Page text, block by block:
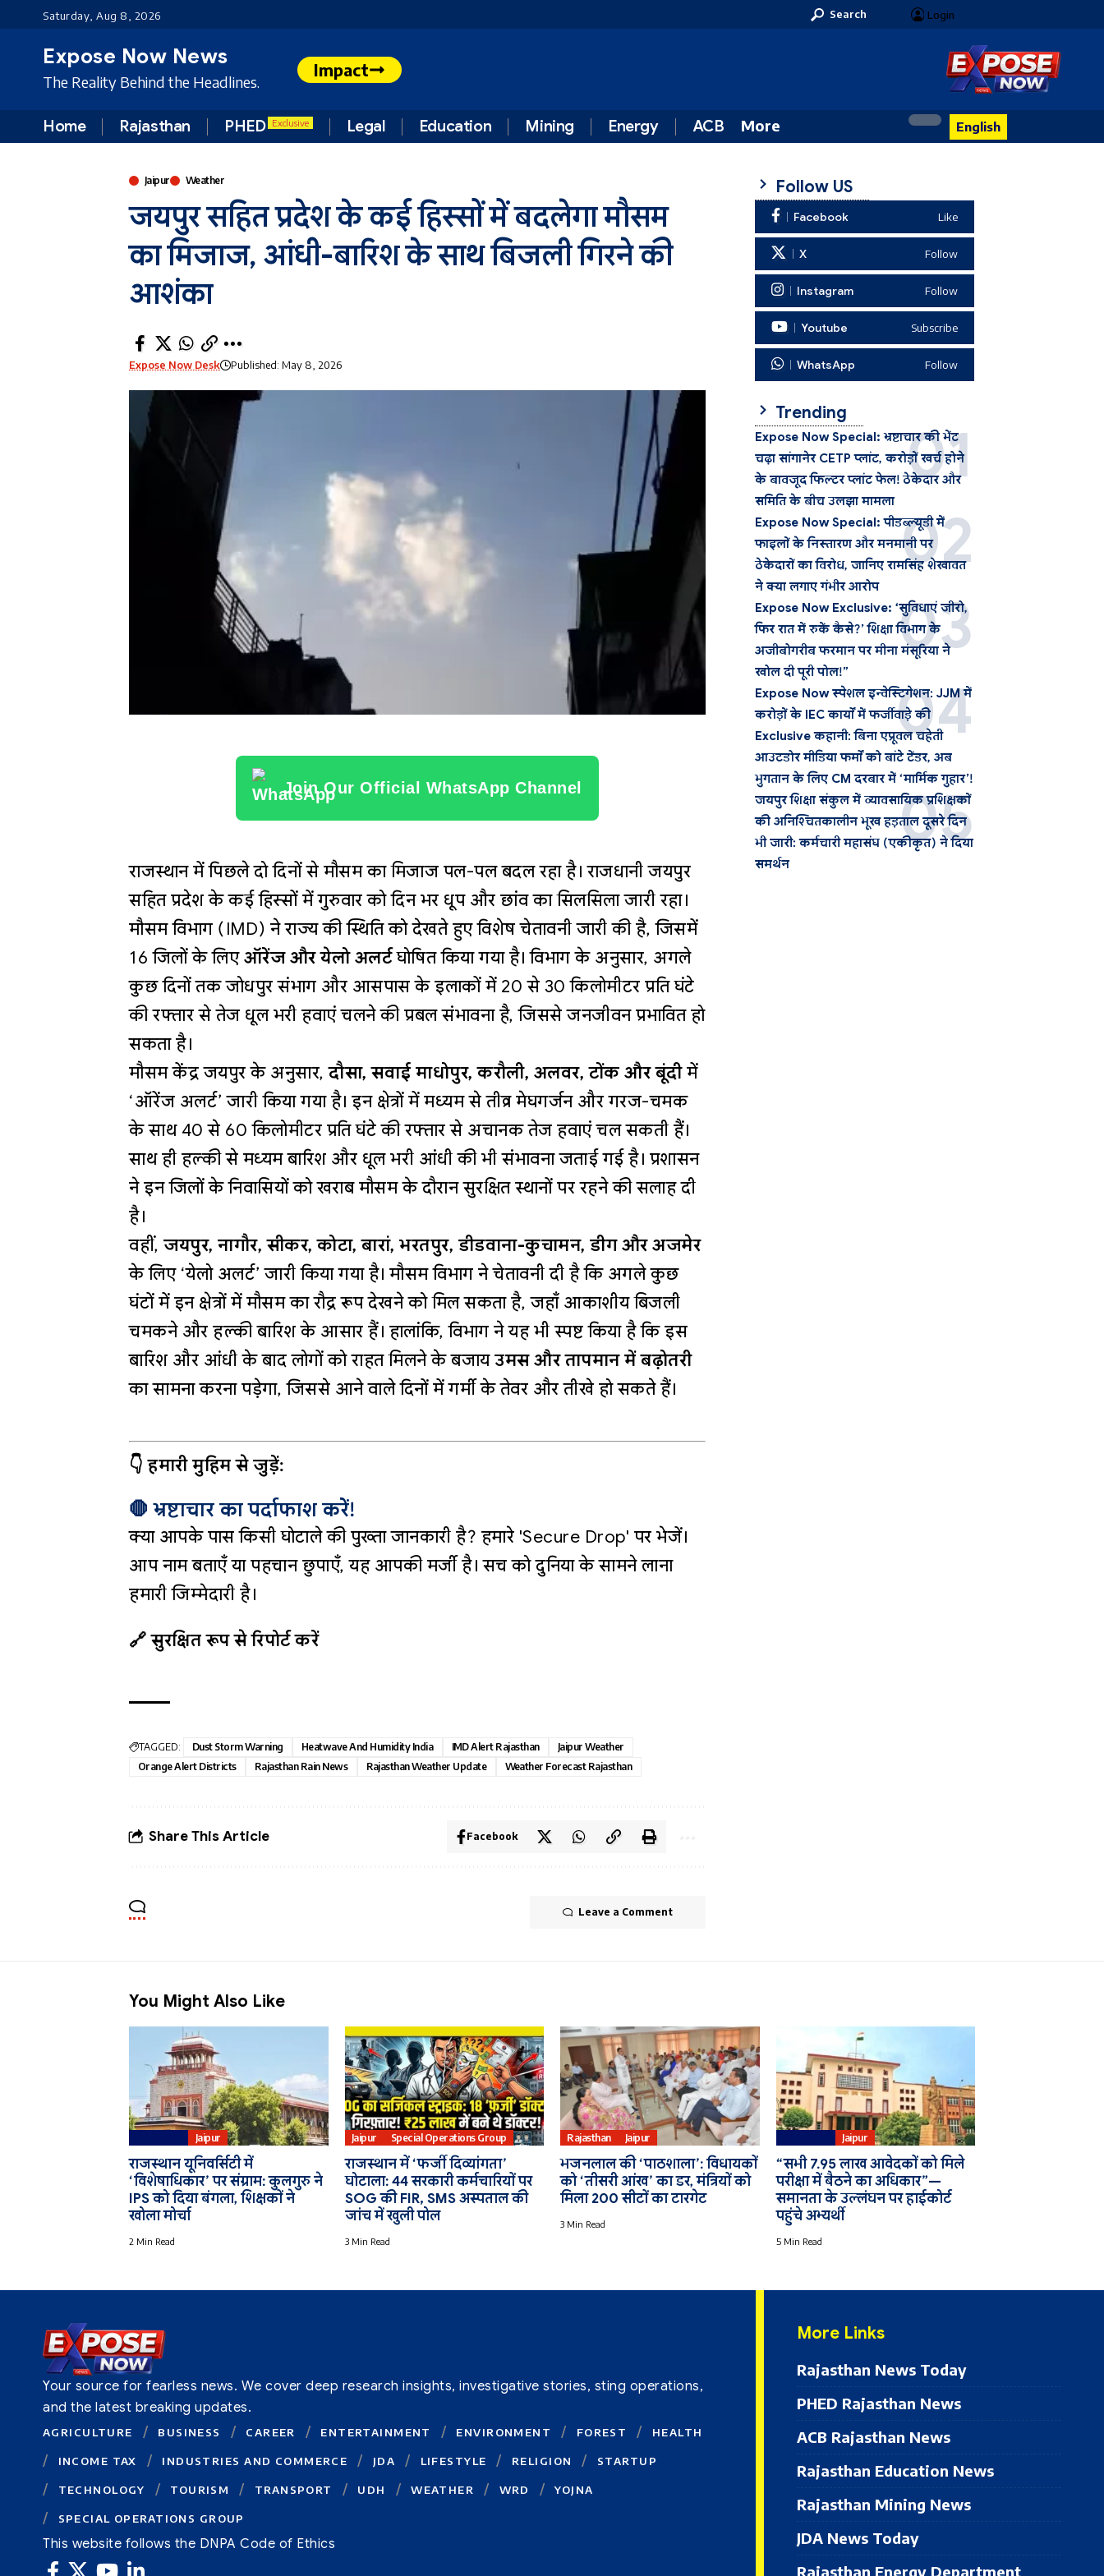
Saturday, Aug 8, 2026 Search Login
Expose Now News
The Reality Behind the Headlines.
Impact
Home Rajasthan PHED Exclusive Legal Education Mining Energy ACB More English
Jaipur Weather
जयपुर सहित प्रदेश के कई हिस्सों में बदलेगा मौसम
का मिजाज, आंधी-बारिश के साथ बिजली गिरने की
आशंका
Expose Now Desk Published: May 8, 2026
Join Our Official WhatsApp Channel
राजस्थान में पिछले दो दिनों से मौसम का मिजाज पल-पल बदल रहा है। राजधानी जयपुर
सहित प्रदेश के कई हिस्सों में गुरुवार को दिन भर धूप और छांव का सिलसिला जारी रहा।
मौसम विभाग (IMD) ने राज्य की स्थिति को देखते हुए विशेष चेतावनी जारी की है, जिसमें
16 जिलों के लिएऑरेंज और येलो अलर्टघोषित किया गया है। विभाग के अनुसार, अगले
कुछ दिनों तक जोधपुर संभाग और आसपास के इलाकों में 20 से 30 किलोमीटर प्रति घंटे
की रफ्तार से तेज धूल भरी हवाएं चलने की प्रबल संभावना है, जिससे जनजीवन प्रभावित हो
सकता है।
मौसम केंद्र जयपुर के अनुसार,दौसा, सवाई माधोपुर, करौली, अलवर, टोंक और बूंदीमें
‘ऑरेंज अलर्ट’ जारी किया गया है। इन क्षेत्रों में मध्यम से तीव्र मेघगर्जन और गरज-चमक
के साथ 40 से 60 किलोमीटर प्रति घंटे की रफ्तार से अचानक तेज हवाएं चल सकती हैं।
साथ ही हल्की से मध्यम बारिश और धूल भरी आंधी की भी संभावना जताई गई है। प्रशासन
ने इन जिलों के निवासियों को खराब मौसम के दौरान सुरक्षित स्थानों पर रहने की सलाह दी
है।
वहीं,जयपुर, नागौर, सीकर, कोटा, बारां, भरतपुर, डीडवाना-कुचामन, डीग और अजमेर
के लिए ‘येलो अलर्ट’ जारी किया गया है। मौसम विभाग ने चेतावनी दी है कि अगले कुछ
घंटों में इन क्षेत्रों में मौसम का रौद्र रूप देखने को मिल सकता है, जहाँ आकाशीय बिजली
चमकने और हल्की बारिश के आसार हैं। हालांकि, विभाग ने यह भी स्पष्ट किया है कि इस
बारिश और आंधी के बाद लोगों को राहत मिलने के बजायउमस और तापमान में बढ़ोतरी
का सामना करना पड़ेगा, जिससे आने वाले दिनों में गर्मी के तेवर और तीखे हो सकते हैं।
👇 हमारी मुहिम से जुड़ें:
🛑 भ्रष्टाचार का पर्दाफाश करें!
क्या आपके पास किसी घोटाले की पुख्ता जानकारी है? हमारे 'Secure Drop' पर भेजें।
आप नाम बताएँ या पहचान छुपाएँ, यह आपकी मर्जी है। सच को दुनिया के सामने लाना
हमारी जिम्मेदारी है।
🔗 सुरक्षित रूप से रिपोर्ट करें
TAGGED: Dust Storm Warning Heatwave And Humidity India IMD Alert Rajasthan
Jaipur Weather
Orange Alert Districts
Rajasthan Rain News Rajasthan Weather Update Weather Forecast Rajasthan
Share This Article Facebook
Leave a Comment
Follow US
Facebook Like
X Follow
Instagram Follow
Youtube Subscribe
WhatsApp Follow
Trending
Expose Now Special: भ्रष्टाचार की भेंट
चढ़ा सांगानेर CETP प्लांट, करोड़ों खर्च होने
के बावजूद फिल्टर प्लांट फेल! ठेकेदार और
समिति के बीच उलझा मामला
Expose Now Special: पीडब्ल्यूडी में
फाइलों के निस्तारण और मनमानी पर
ठेकेदारों का विरोध, जानिए रामसिंह शेखावत
ने क्या लगाए गंभीर आरोप
Expose Now Exclusive: ‘सुविधाएं जीरो,
फिर रात में रुकें कैसे?’ शिक्षा विभाग के
अजीबोगरीब फरमान पर मीना मंसूरिया ने
खोल दी पूरी पोल!”
Expose Now स्पेशल इन्वेस्टिगेशन: JJM में
करोड़ों के IEC कार्यों में फर्जीवाड़े की
Exclusive कहानी: बिना एप्रूवल चहेती
आउटडोर मीडिया फर्मों को बांटे टेंडर, अब
भुगतान के लिए CM दरबार में ‘मार्मिक गुहार’!
जयपुर शिक्षा संकुल में व्यावसायिक प्रशिक्षकों
की अनिश्चितकालीन भूख हड़ताल दूसरे दिन
भी जारी: कर्मचारी महासंघ (एकीकृत) ने दिया
समर्थन
You Might Also Like
Jaipur
राजस्थान यूनिवर्सिटी में
‘विशेषाधिकार’ पर संग्राम: कुलगुरु ने
IPS को दिया बंगला, शिक्षकों ने
खोला मोर्चा
2 Min Read
Jaipur Special Operations Group
राजस्थान में ‘फर्जी दिव्यांगता’
घोटाला: 44 सरकारी कर्मचारियों पर
SOG की FIR, SMS अस्पताल की
जांच में खुली पोल
3 Min Read
Rajasthan Jaipur
भजनलाल की ‘पाठशाला’: विधायकों
को ‘तीसरी आंख’ का डर, मंत्रियों को
मिला 200 सीटों का टारगेट
3 Min Read
Jaipur
“सभी 7.95 लाख आवेदकों को मिले
परीक्षा में बैठने का अधिकार”—
समानता के उल्लंघन पर हाईकोर्ट
पहुंचे अभ्यर्थी
5 Min Read
Your source for fearless news. We cover deep research insights, investigative stories, sting operations,
and the latest breaking updates.
AGRICULTURE BUSINESS CAREER ENTERTAINMENT ENVIRONMENT FOREST HEALTH
INCOME TAX INDUSTRIES AND COMMERCE JDA LIFESTYLE RELIGION STARTUP
TECHNOLOGY TOURISM TRANSPORT UDH WEATHER WRD YOJNA
SPECIAL OPERATIONS GROUP
This website follows the DNPA Code of Ethics
More Links
Rajasthan News Today
PHED Rajasthan News
ACB Rajasthan News
Rajasthan Education News
Rajasthan Mining News
JDA News Today
Rajasthan Energy Department